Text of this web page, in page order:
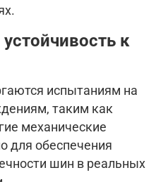
к
испытаниям на
таким как
механические
для обеспечения
шин в реальных